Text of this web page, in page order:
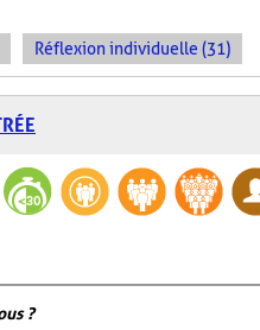
Réflexion individuelle (31)
?